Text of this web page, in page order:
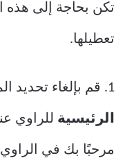
تكن بحاجة إلى هذه
تعطيلها.
1. قم بإلغاء تحديد المربع المعنون
الرئيسية للراوي
مرحبًا بك في